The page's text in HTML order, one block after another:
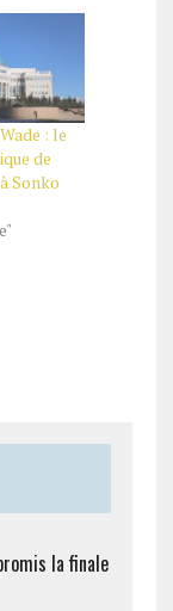
: le
de
Sonko
la finale